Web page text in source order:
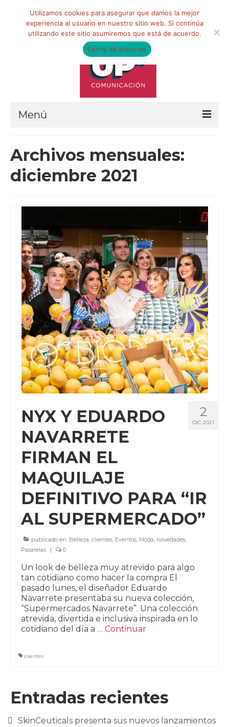
Menú
QUIÉNES SOMOS
Qué hacemos
Marketing de influencia
Equipo
CLIENTES
BLOG
CONTACTO
Archivos mensuales:
diciembre 2021
2
DIC 2021
NYX Y EDUARDO
NAVARRETE
FIRMAN EL
MAQUILAJE
DEFINITIVO PARA “IR
AL SUPERMERCADO”
publicado en: Belleza, clientes, Eventos, Moda, novedades,
Pasarelas
| 0
Un look de belleza muy atrevido para algo
tan cotidiano como hacer la compra El
pasado lunes, el diseñador Eduardo
Navarrete presentaba su nueva colección,
“Supermercados Navarrete”. Una colección
atrevida, divertida e inclusiva inspirada en lo
cotidiano del día a … Continuar
clientes
Entradas recientes
SkinCeuticals presenta sus nuevos lanzamientos
Utilizamos cookies para asegurar que damos la mejor
experiencia al usuario en nuestro sitio web. Si continúa
utilizando este sitio asumiremos que está de acuerdo.
Estoy de acuerdo